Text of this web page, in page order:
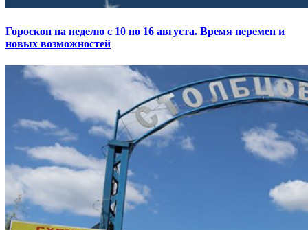
Гороскоп на неделю с 10 по 16 августа. Время перемен и
новых возможностей